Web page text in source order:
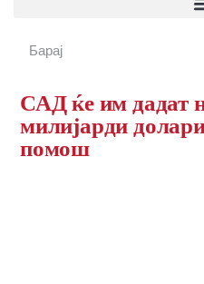
САД ќе им дадат
милијарди
помош